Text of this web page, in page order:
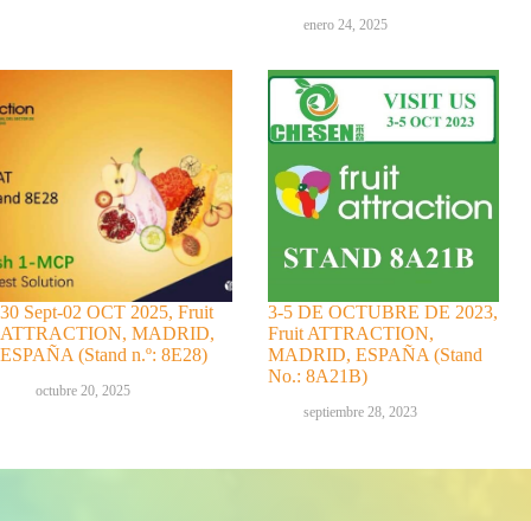
enero 24, 2025
30 Sept-02 OCT 2025, Fruit
ATTRACTION, MADRID,
ESPAÑA (Stand n.º: 8E28)
octubre 20, 2025
3-5 DE OCTUBRE DE 2023,
Fruit ATTRACTION,
MADRID, ESPAÑA (Stand
No.: 8A21B)
septiembre 28, 2023